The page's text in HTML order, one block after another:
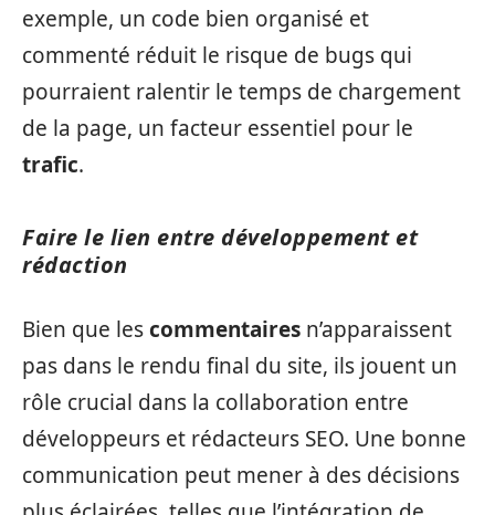
exemple, un code bien organisé et
commenté réduit le risque de bugs qui
pourraient ralentir le temps de chargement
de la page, un facteur essentiel pour le
trafic.
Faire le lien entre développement et
rédaction
Bien que lescommentaires n’apparaissent
pas dans le rendu final du site, ils jouent un
rôle crucial dans la collaboration entre
développeurs et rédacteurs SEO. Une bonne
communication peut mener à des décisions